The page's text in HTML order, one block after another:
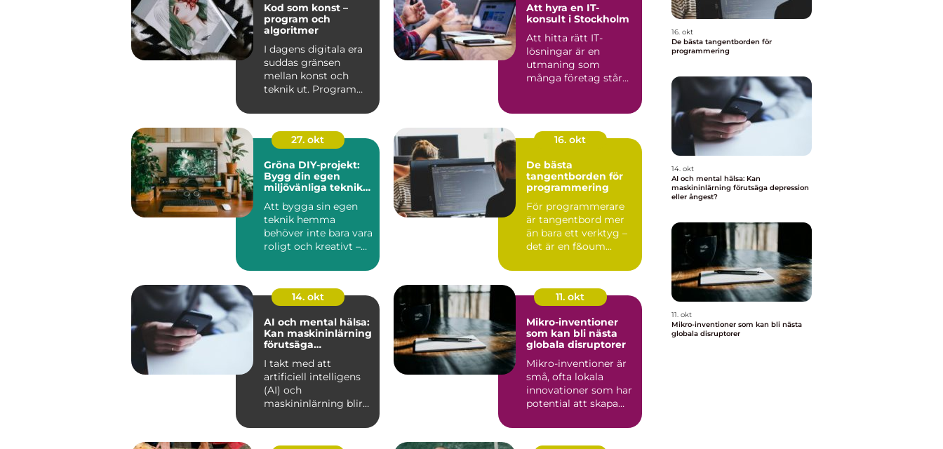
Kod som konst –
program och
algoritmer
I dagens digitala era
suddas gränsen
mellan konst och
teknik ut. Program
ska...
Att hyra en IT-
konsult i Stockholm
Att hitta rätt IT-
lösningar är en
utmaning som
många företag står
27. okt
Gröna DIY-projekt:
Bygg din egen
miljövänliga teknik
Att bygga sin egen
teknik hemma
behöver inte bara vara
roligt och kreativt –
16. okt
De bästa
tangentborden för
programmering
För programmerare
är tangentbord mer
än bara ett verktyg –
det är en f&oum...
14. okt
AI och mental hälsa:
Kan maskininlärning
förutsäga
ångest?
I takt med att
artificiell intelligens
(AI) och
maskininlärning blir
ö...
11. okt
Mikro-inventioner
som kan bli nästa
globala disruptorer
Mikro-inventioner är
små, ofta lokala
innovationer som har
potential att skapa
16. okt
De bästa tangentborden för
programmering
14. okt
AI och mental hälsa: Kan
maskininlärning förutsäga depression
eller ångest?
11. okt
Mikro-inventioner som kan bli nästa
globala disruptorer